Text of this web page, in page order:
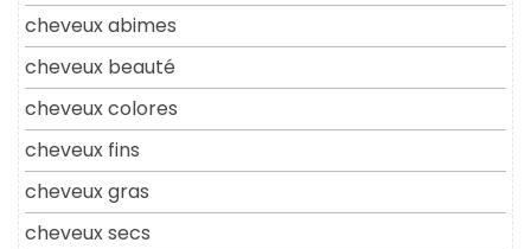
cheveux abimes
cheveux beauté
cheveux colores
cheveux fins
cheveux gras
cheveux secs